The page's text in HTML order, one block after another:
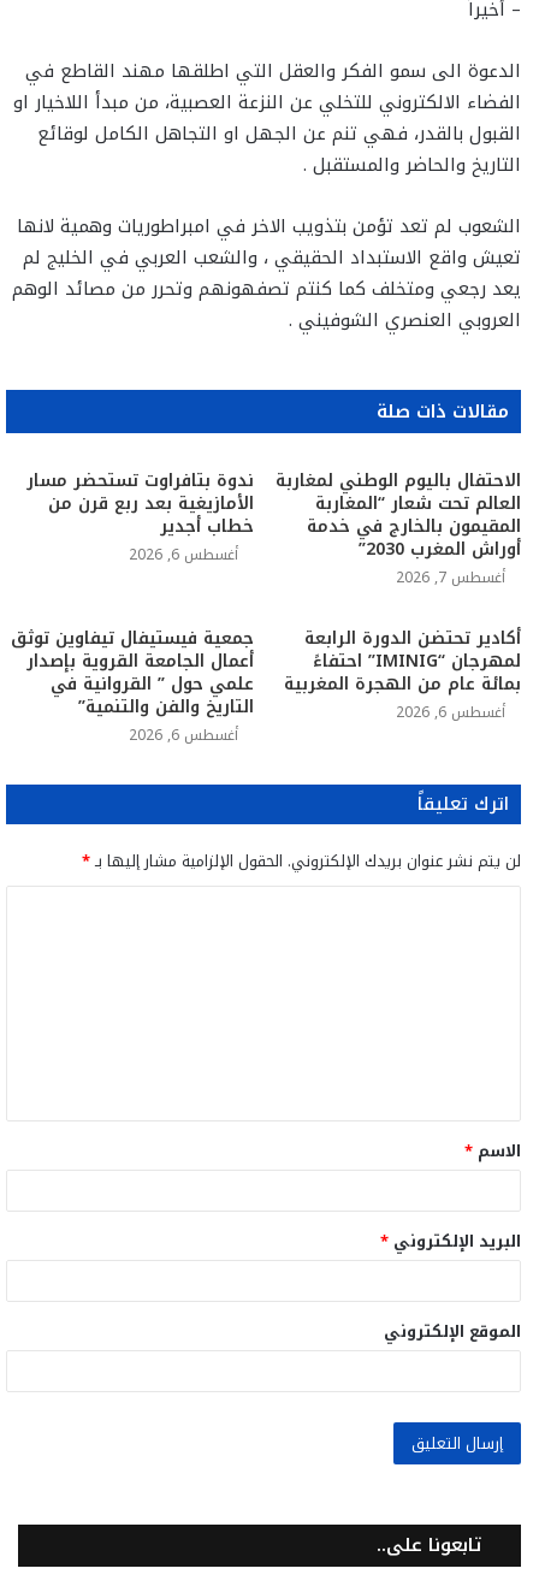
– أخيراً
الدعوة الى سمو الفكر والعقل التي اطلقها مهند القاطع في
الفضاء الالكتروني للتخلي عن النزعة العصبية، من مبدأ اللاخيار او
القبول بالقدر، فهي تنم عن الجهل او التجاهل الكامل لوقائع
التاريخ والحاضر والمستقبل .
الشعوب لم تعد تؤمن بتذويب الاخر في امبراطوريات وهمية لانها
تعيش واقع الاستبداد الحقيقي ، والشعب العربي في الخليج لم
يعد رجعي ومتخلف كما كنتم تصفهونهم وتحرر من مصائد الوهم
العروبي العنصري الشوفيني .
مقالات ذات صلة
الاحتفال باليوم الوطني لمغاربة
العالم تحت شعار “المغاربة
المقيمون بالخارج في خدمة
أوراش المغرب 2030”
أغسطس 7, 2026
ندوة بتافراوت تستحضر مسار
الأمازيغية بعد ربع قرن من
خطاب أجدير
أغسطس 6, 2026
أكادير تحتضن الدورة الرابعة
لمهرجان “IMINIG” احتفاءً
بمائة عام من الهجرة المغربية
أغسطس 6, 2026
جمعية فيستيفال تيفاوين توثق
أعمال الجامعة القروية بإصدار
علمي حول ” القروانية في
التاريخ والفن والتنمية”
أغسطس 6, 2026
اترك تعليقاً
لن يتم نشر عنوان بريدك الإلكتروني. الحقول الإلزامية مشار إليها بـ*
ق
*
الاسم *
البريد الإلكتروني *
الموقع الإلكتروني
تابعونا على..